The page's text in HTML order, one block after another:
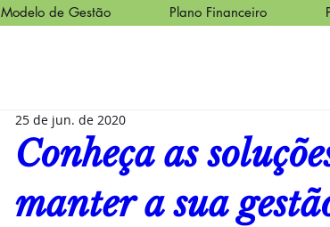
Modelo de Gestão Plano Financeiro
Conheça as
manter a sua
25 de jun. de 2020